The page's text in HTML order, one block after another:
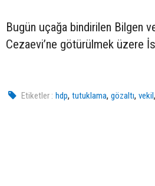
Bugün uçağa bindirilen Bilgen
Cezaevi’ne götürülmek üzere
Etiketler : hdp,tutuklama,gözaltı,vekil